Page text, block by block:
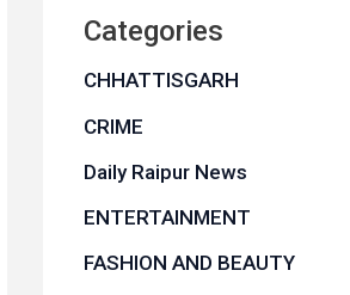
Categories
CHHATTISGARH
CRIME
Daily Raipur News
ENTERTAINMENT
FASHION AND BEAUTY